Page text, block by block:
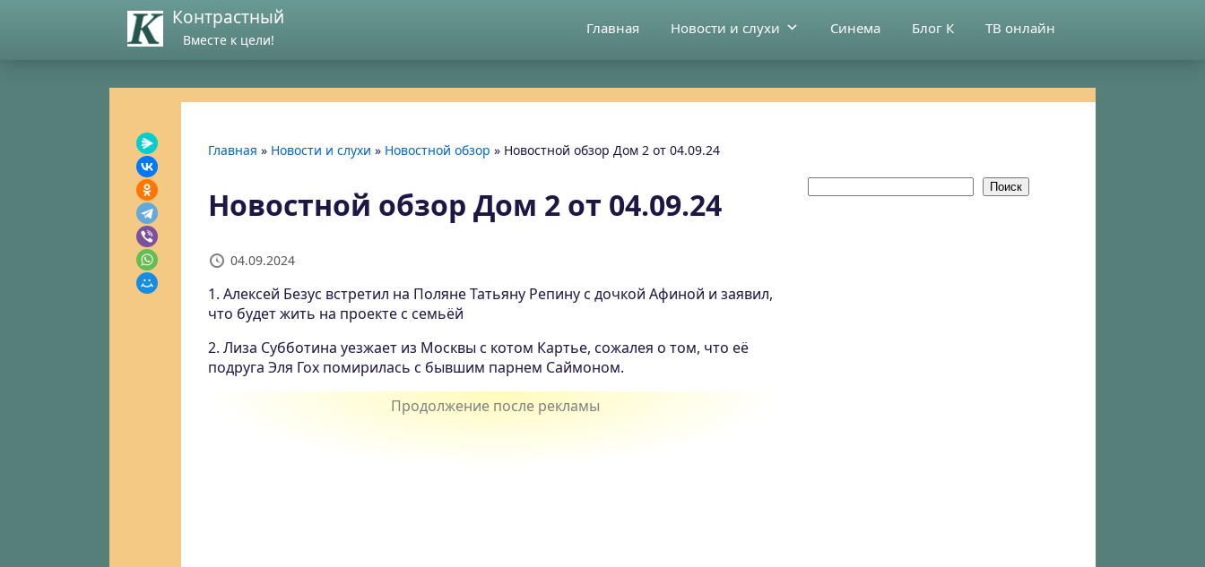
Контрастный
Вместе к цели!
Главная Новости и слухи Синема Блог К ТВ онлайн
Главная » Новости и слухи » Новостной обзор » Новостной обзор Дом 2 от 04.09.24
Новостной обзор Дом 2 от 04.09.24
04.09.2024
1. Алексей Безус встретил на Поляне Татьяну Репину с дочкой Афиной и заявил,
что будет жить на проекте с семьёй
2. Лиза Субботина уезжает из Москвы с котом Картье, сожалея о том, что её
подруга Эля Гох помирилась с бывшим парнем Саймоном.
Поиск